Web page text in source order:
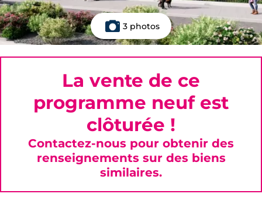
3 photos
La vente de ce
programme neuf est
clôturée !
Contactez-nous pour obtenir des
renseignements sur des biens
similaires.